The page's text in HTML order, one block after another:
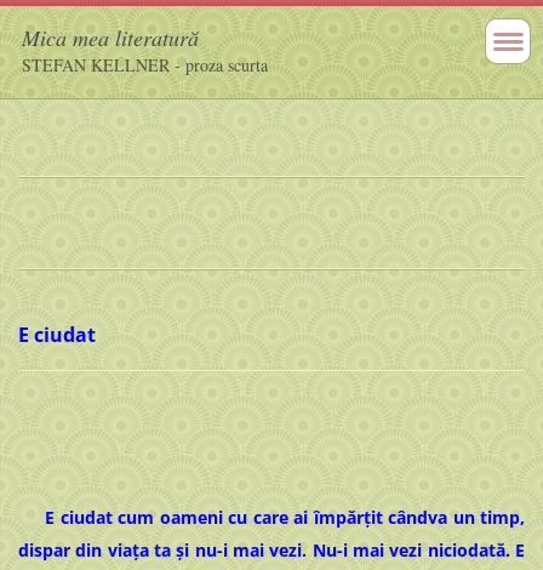
Mica mea literatură
STEFAN KELLNER - proza scurta
E ciudat
E ciudat cum oameni cu care ai împărțit cândva un timp,
dispar din viața ta și nu-i mai vezi. Nu-i mai vezi niciodată. E